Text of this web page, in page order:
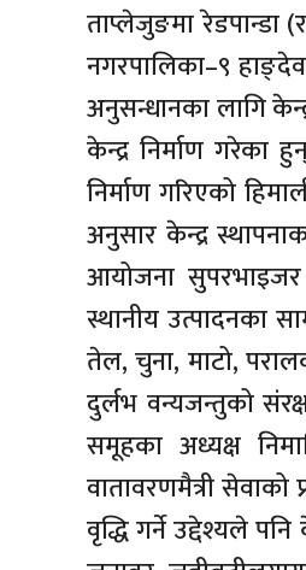
ताप्लेजुङमा रेडपान्डा
नगरपालिका–९
अनुसन्धानका लागि
केन्द्र निर्माण गरेका
निर्माण गरिएको
अनुसार केन्द्र
आयोजना सुपरभाइजर
स्थानीय उत्पादनका
तेल, चुना, माटो,
दुर्लभ वन्यजन्तुको
समूहका अध्यक्ष
वातावरणमैत्री
वृद्धि गर्ने उद्देश्यले